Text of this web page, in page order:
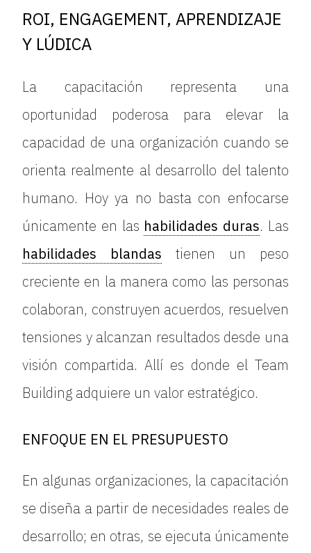
ROI, ENGAGEMENT, APRENDIZAJE
Y LÚDICA
La capacitación representa una
oportunidad poderosa para elevar la
capacidad de una organización cuando se
orienta realmente al desarrollo del talento
humano. Hoy ya no basta con enfocarse
únicamente en las habilidades duras. Las
habilidades blandas tienen un peso
creciente en la manera como las personas
colaboran, construyen acuerdos, resuelven
tensiones y alcanzan resultados desde una
visión compartida. Allí es donde el Team
Building adquiere un valor estratégico.
ENFOQUE EN EL PRESUPUESTO
En algunas organizaciones, la capacitación
se diseña a partir de necesidades reales de
desarrollo; en otras, se ejecuta únicamente